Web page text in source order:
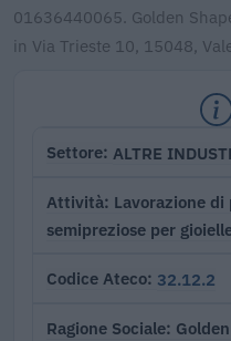
01636440065. Golden
in Via Trieste 10, 15048,
Settore ALTRE
Attività Lavorazione
semipreziose per
Codice Ateco 32.12.2
Ragione Sociale